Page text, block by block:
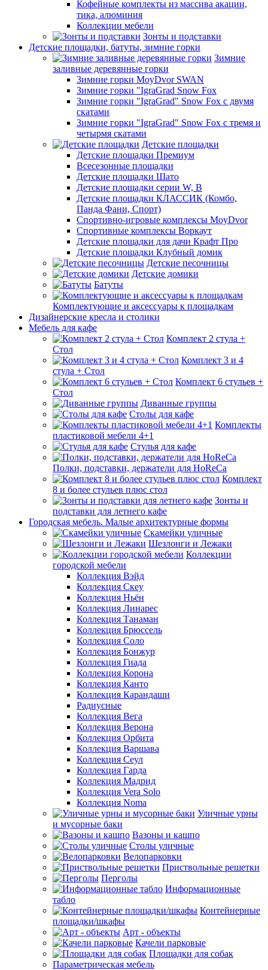
Кофейные комплекты из массива акации,
тика, алюминия
Коллекции мебели
Зонты и подставки
Детские площадки, батуты, зимние горки
Зимние
заливные деревянные горки
Зимние горки MoyDvor SWAN
Зимние горки "IgraGrad Snow Fox
Зимние горки "IgraGrad" Snow Fox с двумя
скатами
Зимние горки "IgraGrad" Snow Fox с тремя и
четырмя скатами
Детские площадки
Детские площадки Премиум
Всесезонные площадки
Детские площадки Шато
Детские площадки серии W, В
Детские площадки КЛАССИК (Комбо,
Панда Фани, Спорт)
Спортивно-игровые комплексы MoyDvor
Спортивные комплексы Воркаут
Детские площадки для дачи Крафт Про
Детские площадки Клубный домик
Детские песочницы
Детские домики
Батуты
Комплектующие и аксессуары к площадкам
Дизайнерские кресла и столики
Мебель для кафе
Комплект 2 стула +
Стол
Комплект 3 и 4
стула + Стол
Комплект 6 стульев +
Стол
Диванные группы
Столы для кафе
Комплекты
пластиковой мебели 4+1
Стулья для кафе
Полки, подставки, держатели для HoReCa
Комплект
8 и более стульев плюс стол
Зонты и
подставки для летнего кафе
Городская мебель. Малые архитектурные формы
Скамейки уличные
Шезлонги и Лежаки
Коллекции
городской мебели
Коллекция Вэйд
Коллекция Скеу
Коллекция Ньён
Коллекция Линарес
Коллекция Танаман
Коллекция Брюссель
Коллекция Соло
Коллекция Бонжур
Коллекция Гиада
Коллекция Корона
Коллекция Канто
Коллекция Карандаши
Радиусные
Коллекция Вега
Коллекция Верона
Коллекция Орбита
Коллекция Варшава
Коллекция Сеул
Коллекция Гарда
Коллекция Мадрид
Коллекция Vera Solo
Коллекция Noma
Уличные урны
и мусорные баки
Вазоны и кашпо
Столы уличные
Велопарковки
Приствольные решетки
Перголы
Информационные
табло
Контейнерные
площадки/шкафы
Арт - объекты
Качели парковые
Площадки для собак
Параметрическая мебель